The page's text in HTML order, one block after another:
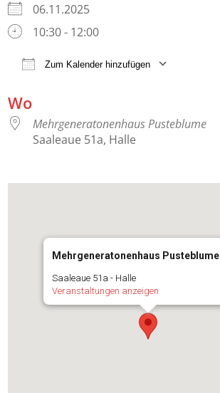
06.11.2025
10:30 - 12:00
Zum Kalender hinzufügen
Wo
Mehrgeneratonenhaus Pusteblume
Saaleaue 51a, Halle
Mehrgeneratonenhaus Pusteblume
Saaleaue 51a - Halle
Veranstaltungen anzeigen